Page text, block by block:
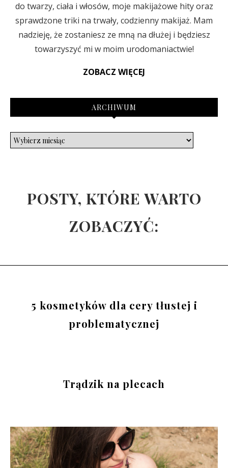
do twarzy, ciała i włosów, moje makijażowe hity oraz
sprawdzone triki na trwały, codzienny makijaż. Mam
nadzieję, że zostaniesz ze mną na dłużej i będziesz
towarzyszyć mi w moim urodomaniactwie!
ZOBACZ WIĘCEJ
ARCHIWUM
POSTY, KTÓRE WARTO
ZOBACZYĆ:
5 kosmetyków dla cery tłustej i
problematycznej
Trądzik na plecach